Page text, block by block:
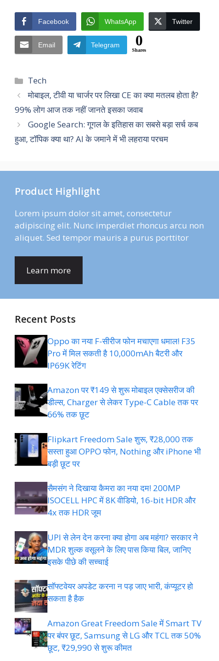
Facebook WhatsApp Twitter
Email Telegram 0
Shares
Categories
Tech
मोबाइल, टीवी या चार्जर पर लिखा CE का क्या मतलब होता है?
99% लोग आज तक नहीं जानते इसका जवाब
Google Search: गूगल के इतिहास का सबसे बड़ा सर्च कब
हुआ, टॉपिक क्या था? AI के जमाने में भी लहराया परचम
Product Highlight
Lorem ipsum dolor sit amet, consectetur
adipiscing elit. Nunc imperdiet rhoncus arcu non
aliquet. Sed tempor mauris a purus porttitor
Learn more
Recent Posts
Oppo का नया F-सीरीज फोन मचाएगा धमाल! F35
Pro में मिल सकती है 10,000mAh बैटरी और
IP69K रेटिंग
Amazon पर ₹149 से शुरू मोबाइल एक्सेसरीज की
डील्स, Charger से लेकर Type-C Cable तक पर
66% तक छूट
Flipkart Freedom Sale शुरू, ₹28,000 तक
सस्ता हुआ OPPO फोन, Nothing और iPhone भी
बड़ी छूट पर
सैमसंग ने दिखाया कैमरा का नया दम! 200MP
ISOCELL HPC में 8K वीडियो, 16-bit HDR और
4x तक HDR जूम
UPI से लेन देन करना क्या होगा अब महंगा? सरकार ने
MDR शुल्क वसूलने के लिए पास किया बिल, जानिए
इसके पीछे की सच्चाई
सॉफ्टवेयर अपडेट करना न पड़ जाए भारी, कंप्यूटर हो
सकता है हैक
Amazon Great Freedom Sale में Smart TV
पर बंपर छूट, Samsung से LG और TCL तक 50%
छूट, ₹29,990 से शुरू कीमत